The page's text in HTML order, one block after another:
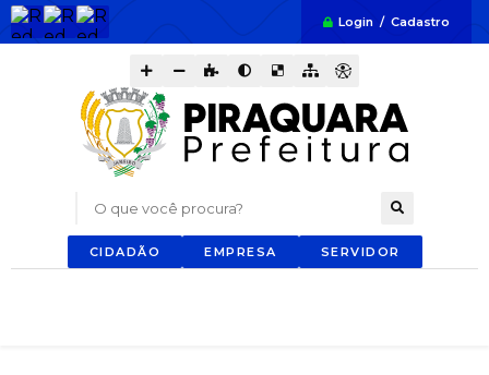
Login / Cadastro
O que você procura?
CIDADÃO EMPRESA SERVIDOR